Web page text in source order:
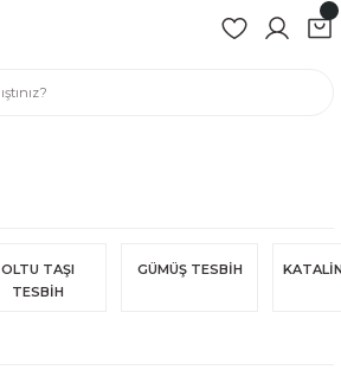
OLTU TAŞI
TESBİH
GÜMÜŞ TESBİH